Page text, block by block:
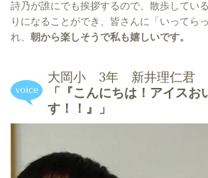
詩乃が誰にでも挨拶するので、散歩してい
りになることができ、皆さんに「いってら
れ、 朝から楽しそうで私も嬉しいです。
大岡小 3年 新井理仁君
「『こんにちは！アイスお
す！！』」